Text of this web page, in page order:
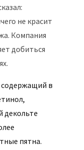
не красит
Компания
добиться
содержащий в
декольте
пятна.